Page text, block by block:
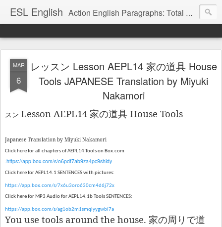
ESL English Action English Paragraphs: Total Physical Response (TPR) Paragraphs for the High School and Adult Language Student
MAR
6
レッスン Lesson AEPL14 家の道具 House
Tools JAPANESE Translation by Miyuki
Nakamori
スン Lesson AEPL14 家の道具 House Tools
Japanese Translation by Miyuki Nakamori
Click here forall chapters of AEPL14 Tools on Box.com
:https://app.box.com/s/o6pdt7ab9za4pc9shidy
Click here for AEPL14.1 SENTENCES with pictures:
https://app.box.com/s/7x6u3oro630cm4d6j72x
Click here for MP3 Audio for AEPL14.1b Tools SENTENCES:
https://app.box.com/s/ag1ob2m1smqlyygwbi7a
You use tools around the house. 家の周りで道